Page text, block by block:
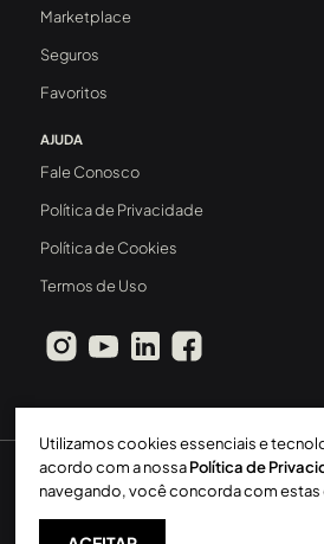
Marketplace
Seguros
Favoritos
AJUDA
Fale Conosco
Política de Privacidade
Política de Cookies
Termos de Uso
Sperinde Gestão Imobiliária LTDA
Todos os direitos reservados
Utilizamos cookies essenciais e
acordo com a nossaPolítica de
navegando, você concorda com